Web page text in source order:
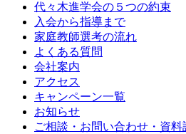
代々木進学会の５つの約束
入会から指導まで
家庭教師選考の流れ
よくある質問
会社案内
アクセス
キャンペーン一覧
お知らせ
ご相談・お問い合わせ・資料